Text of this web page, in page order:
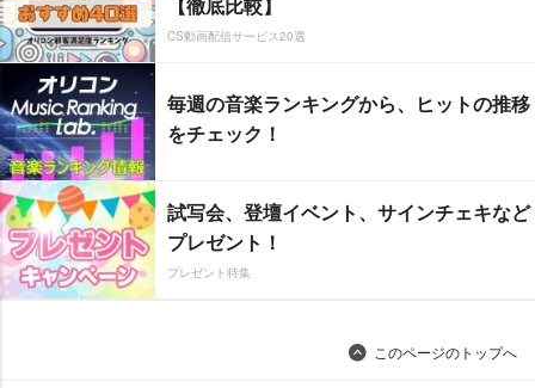
CS動画配信サービス20選
毎週の音楽ランキングから、ヒットの推移
をチェック！
試写会、登壇イベント、サインチェキなど
プレゼント！
プレゼント特集
このページのトップへ